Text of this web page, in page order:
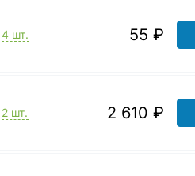
4 шт. 55 ₽
2 шт. 2 610 ₽